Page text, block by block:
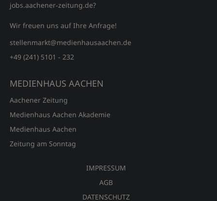
jobs.aachener‑zeitung.de?
Wir freuen uns auf Ihre Anfrage!
stellenmarkt@medienhausaachen.de
+49 (241) 5101 - 232
MEDIENHAUS AACHEN
Aachener Zeitung
Medienhaus Aachen Akademie
Medienhaus Aachen
Zeitung am Sonntag
IMPRESSUM
AGB
DATENSCHUTZ